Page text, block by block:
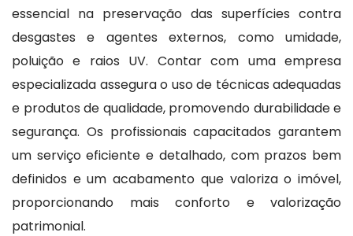
essencial na preservação das superfícies contra
desgastes e agentes externos, como umidade,
poluição e raios UV. Contar com uma empresa
especializada assegura o uso de técnicas adequadas
e produtos de qualidade, promovendo durabilidade e
segurança. Os profissionais capacitados garantem
um serviço eficiente e detalhado, com prazos bem
definidos e um acabamento que valoriza o imóvel,
proporcionando mais conforto e valorização
patrimonial.